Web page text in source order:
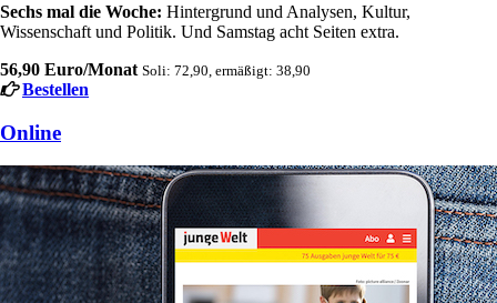
Sechs mal die Woche: Hintergrund und Analysen, Kultur,
Wissenschaft und Politik. Und Samstag acht Seiten extra.
56,90 Euro/Monat Soli: 72,90, ermäßigt: 38,90
Bestellen
Online